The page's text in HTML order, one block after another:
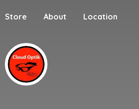
Store About Location